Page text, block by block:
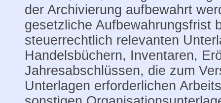
der Archivierung aufbewahrt
gesetzliche Aufbewahrungsfrist
steuerrechtlich relevanten
Handelsbüchern, Inventaren,
Jahresabschlüssen, die zum
Unterlagen erforderlichen